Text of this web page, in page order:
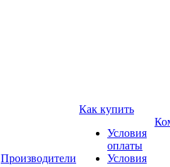
Производители
Как купить
Условия
оплаты
Условия